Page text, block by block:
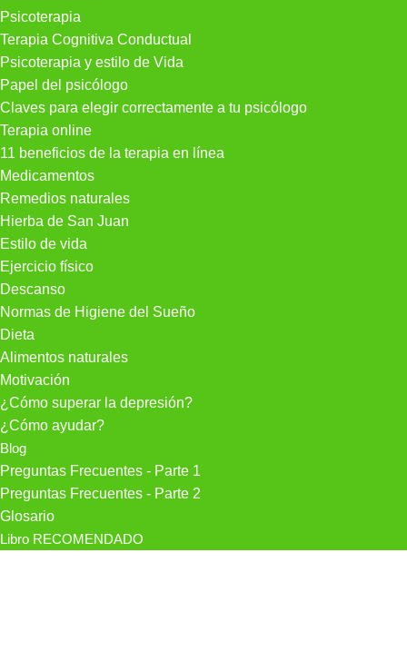
Psicoterapia
Terapia Cognitiva Conductual
Psicoterapia y estilo de Vida
Papel del psicólogo
Claves para elegir correctamente a tu psicólogo
Terapia online
11 beneficios de la terapia en línea
Medicamentos
Remedios naturales
Hierba de San Juan
Estilo de vida
Ejercicio físico
Descanso
Normas de Higiene del Sueño
Dieta
Alimentos naturales
Motivación
¿Cómo superar la depresión?
¿Cómo ayudar?
Blog
Preguntas Frecuentes - Parte 1
Preguntas Frecuentes - Parte 2
Glosario
Libro RECOMENDADO